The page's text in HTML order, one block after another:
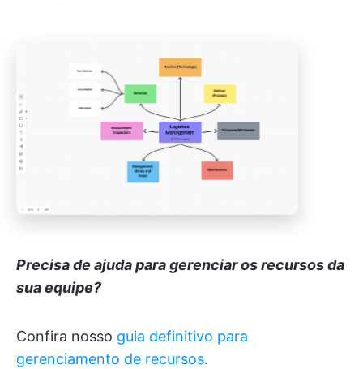
Precisa de ajuda para gerenciar os recursos da
sua equipe?
Confira nosso guia definitivo para
gerenciamento de recursos.